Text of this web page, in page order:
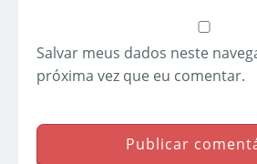
Salvar meus dados neste
próxima vez que eu comentar.